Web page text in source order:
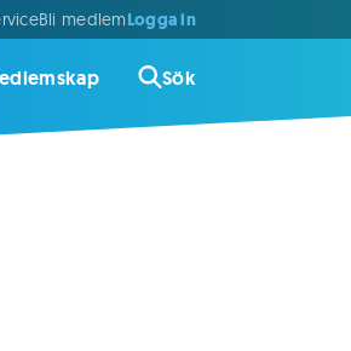
Bli medlemLogga in
Sök